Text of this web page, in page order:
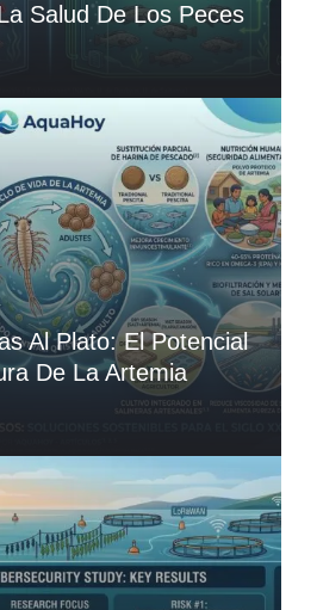
Salud De Los Peces
Al Plato: El Potencial
De La Artemia